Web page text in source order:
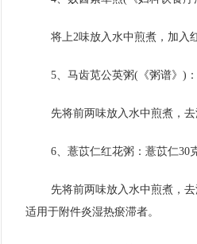
将上2味放入水中煎煮，加入
5、马齿苋公英粥(《粥谱》)
先将前两味放入水中煎煮，
6、薏苡仁红花粥：薏苡仁30
先将前两味放入水中煎煮，
适用于附件炎湿热瘀滞者。